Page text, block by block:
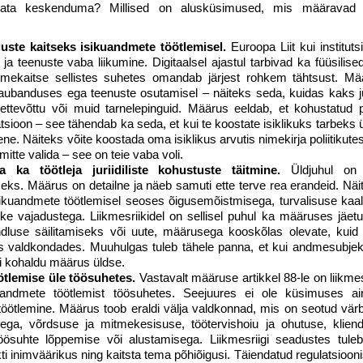
keskenduma? Millised on alusküsimused, mis määravad
kaitseks isikuandmete töötlemisel. Euroopa Liit kui
teenuste vaba liikumine. Digitaalsel ajastul tarbivad ka
sellistes suhetes omandab järjest rohkem tähtsust.
ega teenuste osutamisel – näiteks seda, kuidas kaks
või muid tarnelepinguid. Määrus eeldab, et kohustatud
– see tähendab ka seda, et kui te koostate isiklikuks tarbeks
Näiteks võite koostada oma isiklikus arvutis nimekirja
valida – see on teie vaba voli.
ka töötleja juriidiliste kohustuste täitmine. Üldjuhul on
Määrus on detailne ja näeb samuti ette terve rea erandeid.
töötlemisel seoses õigusemõistmisega, turvalisuse
vajadustega. Liikmesriikidel on sellisel puhul ka määruses
säilitamiseks või uute, määrusega kooskõlas olevate, kuid
Muuhulgas tuleb tähele panna, et kui
määrus üldse.
üle töösuhetes. Vastavalt määruse artikkel 88-le on
töötlemist töösuhetes. Seejuures ei ole küsimuses
Määrus toob eraldi välja valdkonnad, mis on seotud
võrdsuse ja mitmekesisuse, töötervishoiu ja ohutuse,
lõppemise või alustamisega. Liikmesriigi seadustes
ning kaitsta tema põhiõigusi. Täiendatud